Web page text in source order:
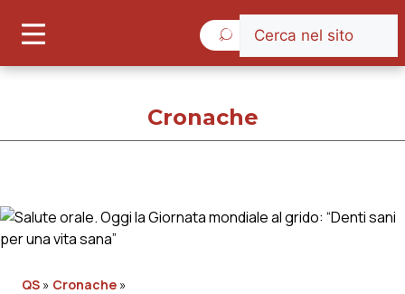
Giovedì 6 Agosto 2026
Cronache
QS » Cronache »